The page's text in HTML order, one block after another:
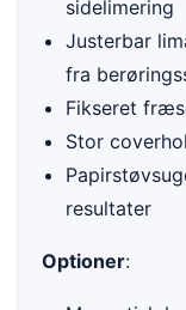
sidelimering
Justerbar
fra
Fikseret
Stor
resultater
Optioner: